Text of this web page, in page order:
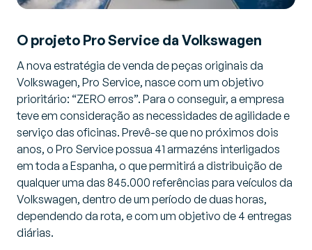
O projeto Pro Service da Volkswagen
A nova estratégia de venda de peças originais da
Volkswagen, Pro Service, nasce com um objetivo
prioritário: “ZERO erros”. Para o conseguir, a empresa
teve em consideração as necessidades de agilidade e
serviço das oficinas. Prevê-se que no próximos dois
anos, o Pro Service possua 41 armazéns interligados
em toda a Espanha, o que permitirá a distribuição de
qualquer uma das 845.000 referências para veículos da
Volkswagen, dentro de um período de duas horas,
dependendo da rota, e com um objetivo de 4 entregas
diárias.